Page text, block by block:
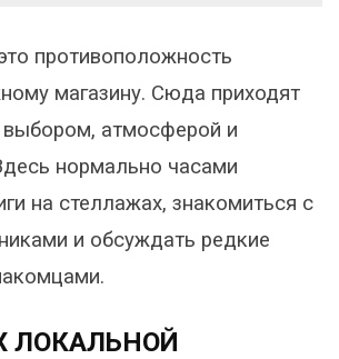
противоположность
магазину. Сюда приходят
атмосферой и
нормально часами
на стеллажах, знакомиться с
и обсуждать редкие
ЛОКАЛЬНОЙ